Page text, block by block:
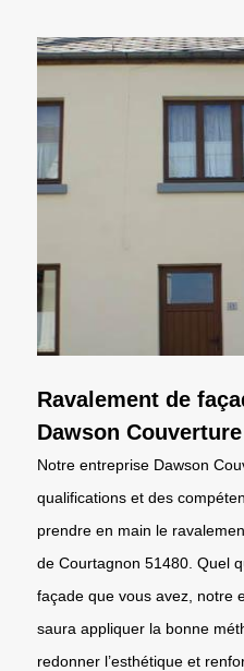
Ravalement de
Dawson Couverture
Notre entreprise Dawson
qualifications et des
prendre en main le
de Courtagnon 51480. Quel
façade que vous avez, notre
saura appliquer la bonne
redonner l’esthétique et